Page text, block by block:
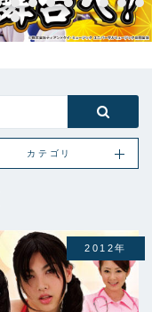
カテゴリ
2012年